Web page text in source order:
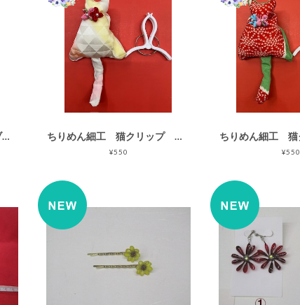
ちりめん細工 くくり花のブローチ ハンドメイド ちりめん細工 猫クリップ ② ネコピンチ ハンドメイド
¥550 ¥550